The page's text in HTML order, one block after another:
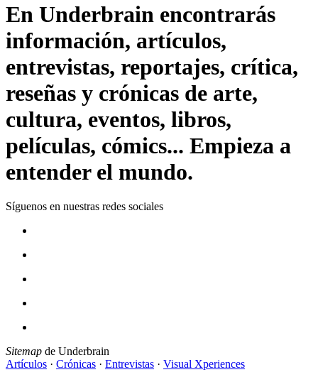
En Underbrain encontrarás
información, artículos,
entrevistas, reportajes, crítica,
reseñas y crónicas de arte,
cultura, eventos, libros,
películas, cómics... Empieza a
entender el mundo.
Síguenos en nuestras redes sociales
Sitemap de Underbrain
Artículos · Crónicas · Entrevistas · Visual Xperiences